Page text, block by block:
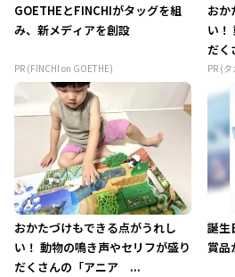
GOETHEとFINCHIがタッグを組
み、新メディアを創設
PR (FINCHI on GOETHE)
おか
い！
だ
PR (
おかたづけもできる点がうれし
い！ 動物の鳴き声やセリフが盛り
だくさんの「アニア ...
誕生
賞品